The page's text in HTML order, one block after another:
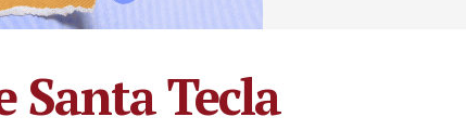
Santa Tecla